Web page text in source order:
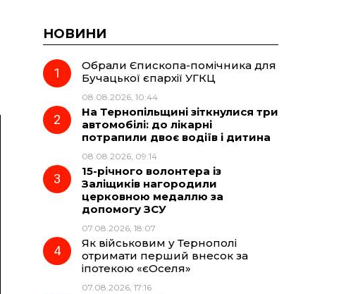
НОВИНИ
Обрали Єпископа-помічника для
Бучацької єпархії УГКЦ
08.08.2026, 10:44
На Тернопільщині зіткнулися три
автомобілі: до лікарні
потрапили двоє водіїв і дитина
08.08.2026, 09:14
15-річного волонтера із
Заліщиків нагородили
церковною медаллю за
допомогу ЗСУ
07.08.2026, 18:07
Як військовим у Тернополі
отримати перший внесок за
іпотекою «єОселя»
07.08.2026, 17:16